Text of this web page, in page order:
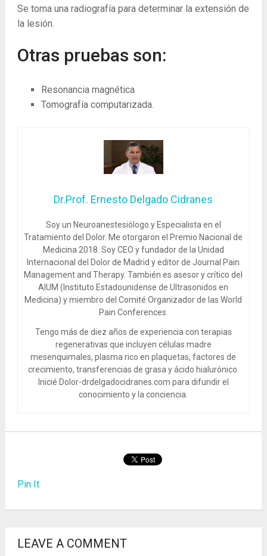
Se toma una radiografía para determinar la extensión de
la lesión.
Otras pruebas son:
Resonancia magnética
Tomografía computarizada.
Dr.Prof. Ernesto Delgado Cidranes
Soy un Neuroanestesiólogo y Especialista en el
Tratamiento del Dolor. Me otorgaron el Premio Nacional de
Medicina 2018. Soy CEO y fundador de la Unidad
Internacional del Dolor de Madrid y editor de Journal Pain
Management and Therapy. También es asesor y crítico del
AIUM (Instituto Estadounidense de Ultrasonidos en
Medicina) y miembro del Comité Organizador de las World
Pain Conferences.
Tengo más de diez años de experiencia con terapias
regenerativas que incluyen células madre
mesenquimales, plasma rico en plaquetas, factores de
crecimiento, transferencias de grasa y ácido hialurónico.
Inicié Dolor-drdelgadocidranes.com para difundir el
conocimiento y la conciencia.
Pin It
LEAVE A COMMENT